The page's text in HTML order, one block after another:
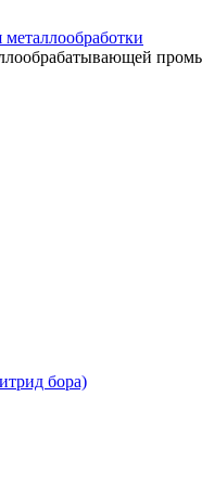
бора)